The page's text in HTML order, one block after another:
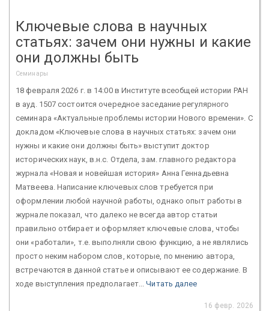
Ключевые слова в научных
статьях: зачем они нужны и какие
они должны быть
Семинары
18 февраля 2026 г. в 14:00 в Институте всеобщей истории РАН
в ауд. 1507 состоится очередное заседание регулярного
семинара «Актуальные проблемы истории Нового времени». С
докладом «Ключевые слова в научных статьях: зачем они
нужны и какие они должны быть» выступит доктор
исторических наук, в.н.с. Отдела, зам. главного редактора
журнала «Новая и новейшая история» Анна Геннадьевна
Матвеева. Написание ключевых слов требуется при
оформлении любой научной работы, однако опыт работы в
журнале показал, что далеко не всегда автор статьи
правильно отбирает и оформляет ключевые слова, чтобы
они «работали», т.е. выполняли свою функцию, а не являлись
просто неким набором слов, которые, по мнению автора,
встречаются в данной статье и описывают ее содержание. В
ходе выступления предполагает...Читать далее
16 февр. 2026